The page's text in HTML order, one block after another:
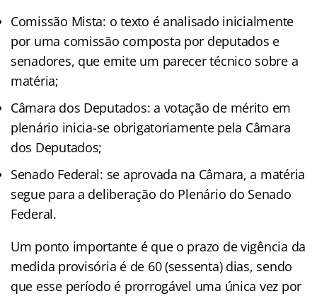
Comissão Mista: o texto é analisado inicialmente
por uma comissão composta por deputados e
senadores, que emite um parecer técnico sobre a
matéria;
Câmara dos Deputados: a votação de mérito em
plenário inicia-se obrigatoriamente pela Câmara
dos Deputados;
Senado Federal: se aprovada na Câmara, a matéria
segue para a deliberação do Plenário do Senado
Federal.
Um ponto importante é que o prazo de vigência da
medida provisória é de 60 (sessenta) dias, sendo
que esse período é prorrogável uma única vez por